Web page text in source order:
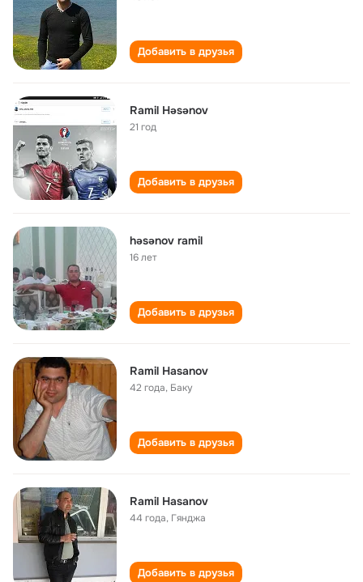
Добавить в друзья
Ramil Həsənov
21 год
Добавить в друзья
həsənov ramil
16 лет
Добавить в друзья
Ramil Hasanov
42 года, Баку
Добавить в друзья
Ramil Hasanov
44 года, Гянджа
Добавить в друзья